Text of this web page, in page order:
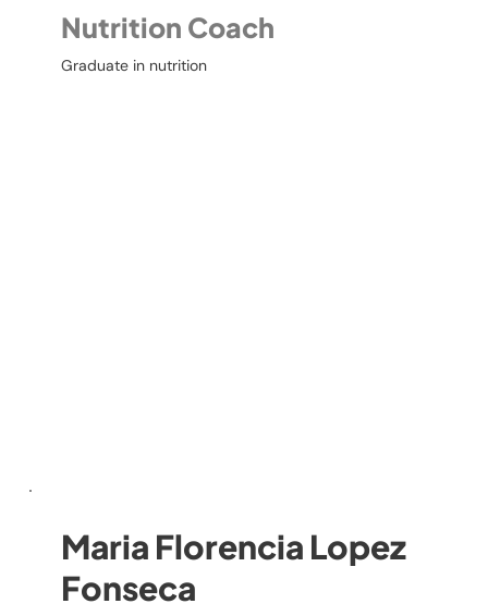
Nutrition Coach
Graduate in nutrition
Maria Florencia Lopez
Fonseca